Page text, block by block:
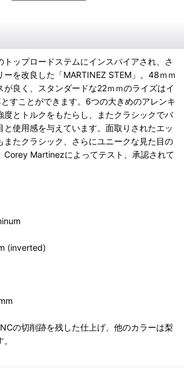
トップロードステムにインスパイアされ、さ
ーを改良した「MARTINEZ STEM」。48ｍｍ
が良く、スタンダードな22ｍｍのライズはイ
すことができます。6つの大きめのアレンキ
度とトルクをもたらし、またクラシックでバ
と使用感を与えています。面取りされたエッ
またクラシック、さらにユニークな見た目の
Corey Martinezによってテスト、承認されて
(inverted)
の切削跡を残した仕上げ、他のカラーは梨